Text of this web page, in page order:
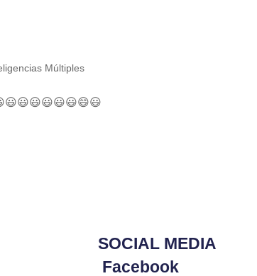
Múltiples
SOCIAL MEDIA
Facebook